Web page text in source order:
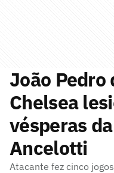
João Pedro
Chelsea
vésperas
Ancelotti
Atacante fez cinco